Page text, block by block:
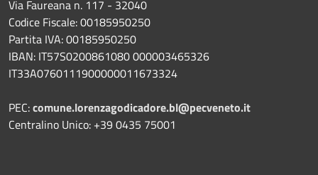
Via Faureana n. 117 - 32040
Codice Fiscale: 00185950250
Partita IVA: 00185950250
IBAN: IT57S0200861080 000003465326
IT33A0760111900000011673324
PEC:comune.lorenzagodicadore.bl@pecveneto.it
Centralino Unico: +39 0435 75001